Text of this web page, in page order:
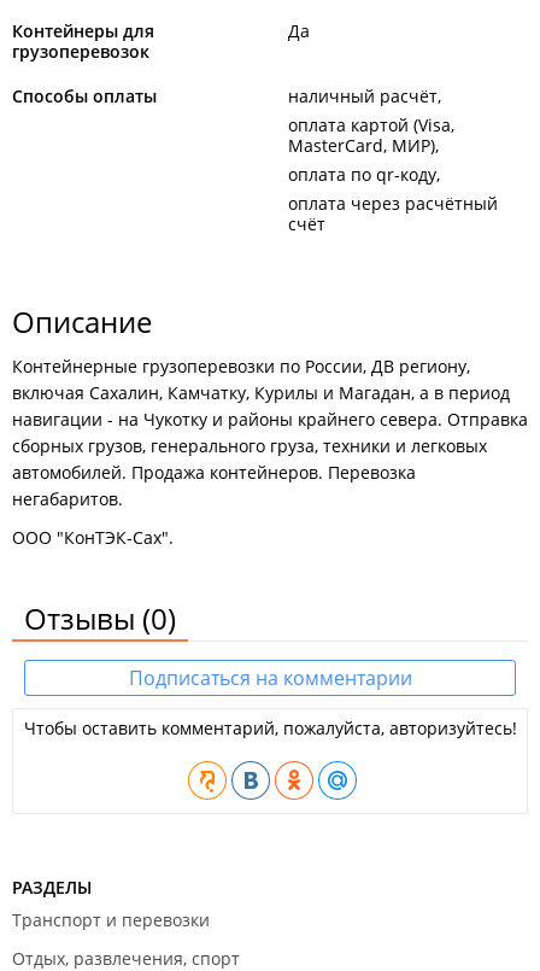
Контейнеры для
грузоперевозок
Да
Способы оплаты
наличный расчёт
оплата картой (Visa,
MasterCard, МИР)
оплата по qr-коду
оплата через расчётный
счёт
Описание
Контейнерные грузоперевозки по России, ДВ региону,
включая Сахалин, Камчатку, Курилы и Магадан, а в период
навигации - на Чукотку и районы крайнего севера. Отправка
сборных грузов, генерального груза, техники и легковых
автомобилей. Продажа контейнеров. Перевозка
негабаритов.
ООО "КонТЭК-Сах".
Отзывы (0)
Подписаться на комментарии
Чтобы оставить комментарий, пожалуйста, авторизуйтесь!
РАЗДЕЛЫ
Транспорт и перевозки
Отдых, развлечения, спорт